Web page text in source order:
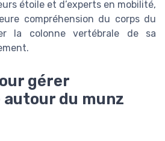
étoile et d’experts en mobilité,
compréhension du corps du
la colonne vertébrale de sa
gérer
du munz